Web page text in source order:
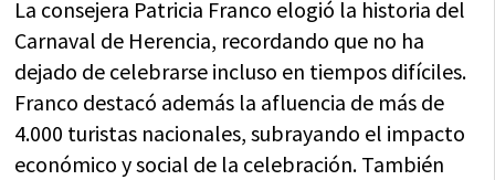
La consejera Patricia Franco elogió la historia del
Carnaval de Herencia, recordando que no ha
dejado de celebrarse incluso en tiempos difíciles.
Franco destacó además la afluencia de más de
4.000 turistas nacionales, subrayando el impacto
económico y social de la celebración. También